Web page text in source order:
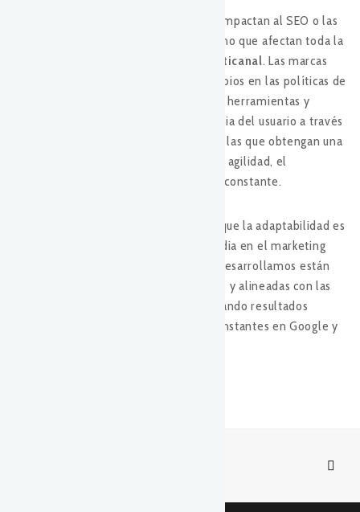
Las actualizaciones de Google no solo impactan al SEO o las
campañas pagadas de forma aislada, sino que afectan toda la
sincronización de las estrategias multicanal. Las marcas
que se adapten rápidamente a los cambios en las políticas de
Google, aprovechen las mejoras en sus herramientas y
mantengan la cohesión en la experiencia del usuario a través
de múltiples puntos de contacto, serán las que obtengan una
ventaja competitiva. La clave está en la agilidad, el
aprendizaje continuo y la optimización constante.
, entendemos que la adaptabilidad es
esencial para mantenerse a la vanguardia en el marketing
digital. Las estrategias multicanal que desarrollamos están
diseñadas para ser flexibles, escalables y alineadas con las
mejores prácticas del mercado, asegurando resultados
consistentes a pesar de los cambios constantes en Google y